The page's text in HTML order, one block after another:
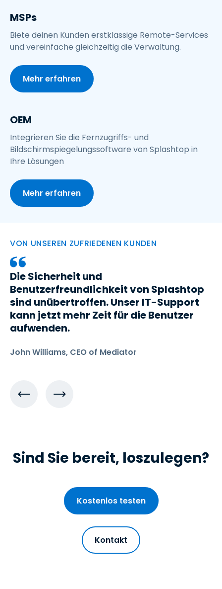
MSPs
Biete deinen Kunden erstklassige Remote-Services
und vereinfache gleichzeitig die Verwaltung.
Mehr erfahren
OEM
Integrieren Sie die Fernzugriffs- und
Bildschirmspiegelungssoftware von Splashtop in
Ihre Lösungen
Mehr erfahren
VON UNSEREN ZUFRIEDENEN KUNDEN
Die Sicherheit und
Benutzerfreundlichkeit von Splashtop
sind unübertroffen. Unser IT-Support
kann jetzt mehr Zeit für die Benutzer
aufwenden.
John Williams, CEO of Mediator
Sind Sie bereit, loszulegen?
Kostenlos testen
Kontakt